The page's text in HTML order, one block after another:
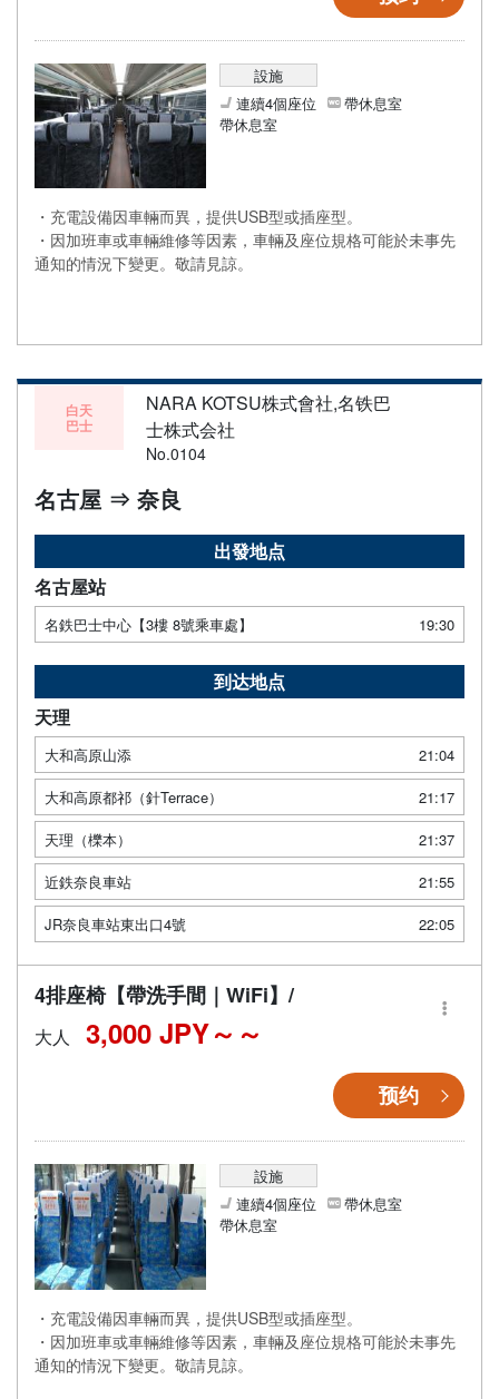
設施
連續4個座位
帶休息室
帶休息室
・充電設備因車輛而異，提供USB型或插座型。
・因加班車或車輛維修等因素，車輛及座位規格可能於未事先
通知的情況下變更。敬請見諒。
白天
巴士
NARA KOTSU株式會社,名铁巴
士株式会社
No.0104
名古屋 ⇒ 奈良
出發地点
名古屋站
名鉄巴士中心【3樓 8號乘車處】 19:30
到达地点
天理
大和高原山添
21:04
大和高原都祁（針Terrace）
21:17
天理（櫟本）
21:37
近鉄奈良車站
21:55
JR奈良車站東出口4號
22:05
4排座椅【帶洗手間｜WiFi】/
大人 3,000 JPY～
预约
設施
連續4個座位
帶休息室
帶休息室
・充電設備因車輛而異，提供USB型或插座型。
・因加班車或車輛維修等因素，車輛及座位規格可能於未事先
通知的情況下變更。敬請見諒。